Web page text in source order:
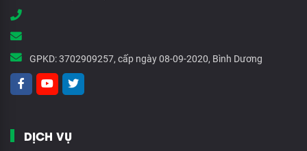
GPKD:3702909257, cấp ngày 08-09-2020, Bình Dương
DỊCH VỤ